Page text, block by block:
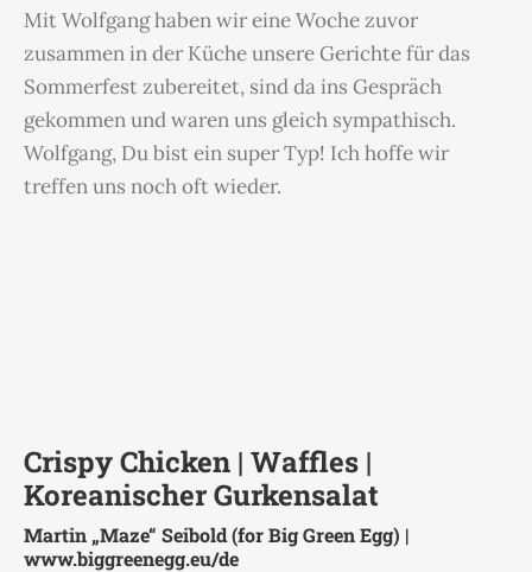
Mit Wolfgang haben wir eine Woche zuvor
zusammen in der Küche unsere Gerichte für das
Sommerfest zubereitet, sind da ins Gespräch
gekommen und waren uns gleich sympathisch.
Wolfgang, Du bist ein super Typ! Ich hoffe wir
treffen uns noch oft wieder.
Crispy Chicken | Waffles |
Koreanischer Gurkensalat
Martin „Maze“ Seibold (for Big Green Egg) |
www.biggreenegg.eu/de